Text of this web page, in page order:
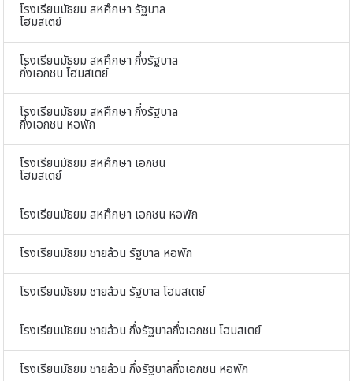
โรงเรียนมัธยม สหศึกษา รัฐบาล
โฮมสเตย์
โรงเรียนมัธยม สหศึกษา กึ่งรัฐบาล
กึ่งเอกชน โฮมสเตย์
โรงเรียนมัธยม สหศึกษา กึ่งรัฐบาล
กึ่งเอกชน หอพัก
โรงเรียนมัธยม สหศึกษา เอกชน
โฮมสเตย์
โรงเรียนมัธยม สหศึกษา เอกชน หอพัก
โรงเรียนมัธยม ชายล้วน รัฐบาล หอพัก
โรงเรียนมัธยม ชายล้วน รัฐบาล โฮมสเตย์
โรงเรียนมัธยม ชายล้วน กึ่งรัฐบาลกึ่งเอกชน โฮมสเตย์
โรงเรียนมัธยม ชายล้วน กึ่งรัฐบาลกึ่งเอกชน หอพัก